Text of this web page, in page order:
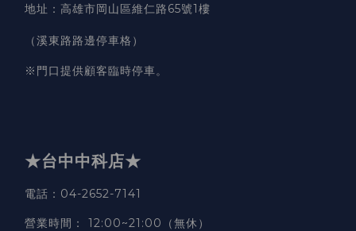
地址 ： 高雄市岡山區維仁路65號1樓
（溪東路路邊停車格）
※門口提供顧客臨時停車。
★台中中科店★
電話 ：04-2652-7141
營業時間 ： 12:00~21:00（無休）